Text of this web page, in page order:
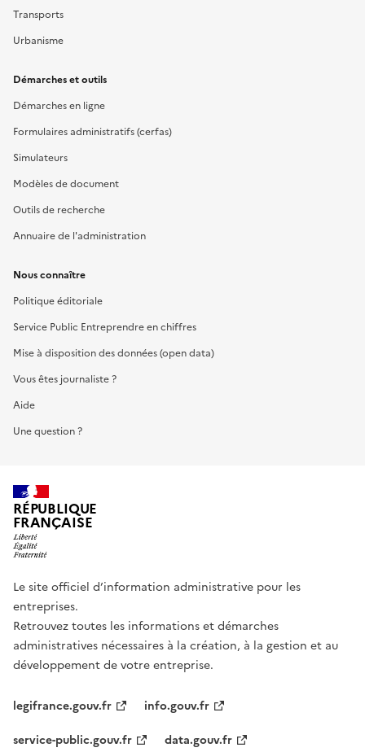
Transports
Urbanisme
Démarches et outils
Démarches en ligne
Formulaires administratifs (cerfas)
Simulateurs
Modèles de document
Outils de recherche
Annuaire de l'administration
Nous connaître
Politique éditoriale
Service Public Entreprendre en chiffres
Mise à disposition des données (open data)
Vous êtes journaliste ?
Aide
Une question ?
RÉPUBLIQUE
FRANÇAISE
Le site officiel d’information administrative pour les
entreprises.
Retrouvez toutes les informations et démarches
administratives nécessaires à la création, à la gestion et au
développement de votre entreprise.
legifrance.gouv.fr
info.gouv.fr
service-public.gouv.fr
data.gouv.fr